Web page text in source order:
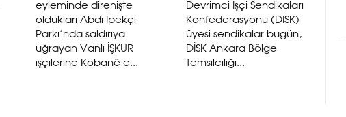
eyleminde direnişte
oldukları Abdi İpekçi
Parkı’nda saldırıya
uğrayan Vanlı İŞKUR
işçilerine Kobanê e...
Devrimci İşçi Sendikaları
Konfederasyonu (DİSK)
üyesi sendikalar bugün,
DİSK Ankara Bölge
Temsilciliği...